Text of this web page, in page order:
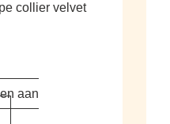
collier velvet
aan